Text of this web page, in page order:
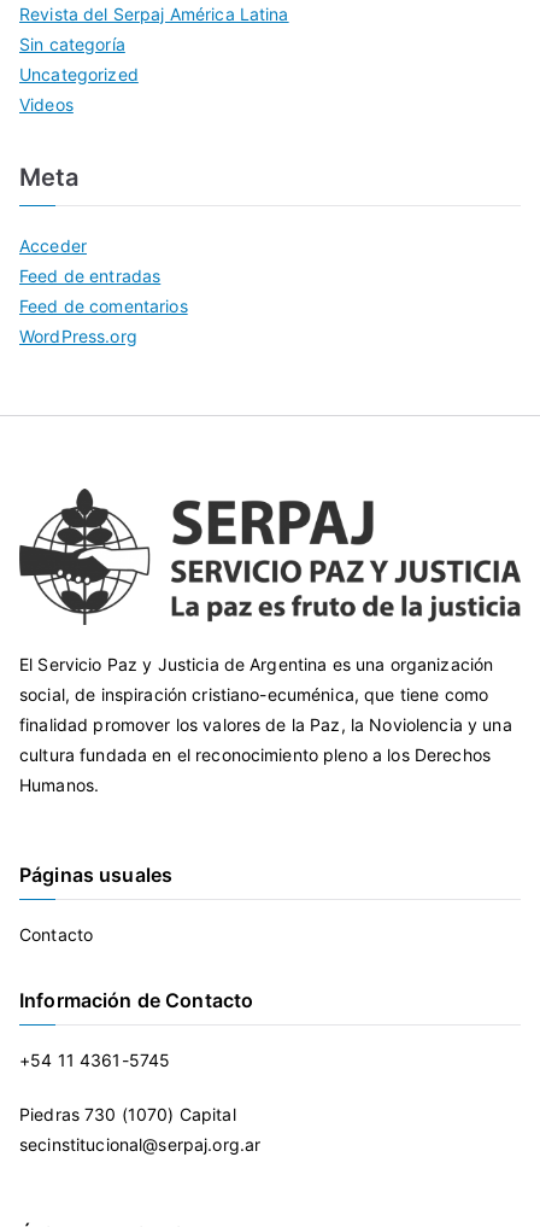
Revista del Serpaj América Latina
Sin categoría
Uncategorized
Videos
Meta
Acceder
Feed de entradas
Feed de comentarios
WordPress.org
El Servicio Paz y Justicia de Argentina es una organización
social, de inspiración cristiano-ecuménica, que tiene como
finalidad promover los valores de la Paz, la Noviolencia y una
cultura fundada en el reconocimiento pleno a los Derechos
Humanos.
Páginas usuales
Contacto
Información de Contacto
+54 11 4361-5745
Piedras 730 (1070) Capital
secinstitucional@serpaj.org.ar